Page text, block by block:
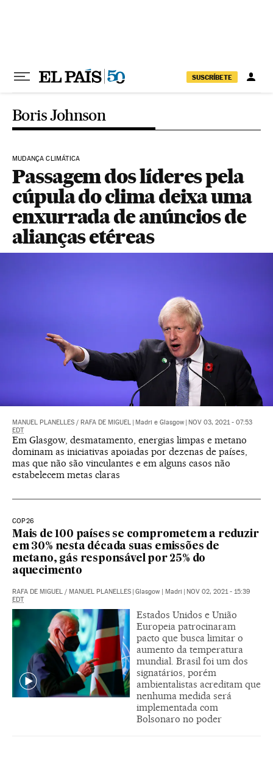
SUSCRÍBETE
Boris Johnson
MUDANÇA CLIMÁTICA
Passagem dos líderes pela
cúpula do clima deixa uma
enxurrada de anúncios de
alianças etéreas
MANUEL PLANELLES / RAFA DE MIGUEL Madri e Glasgow
NOV 03, 2021 - 07:53
EDT
Em Glasgow, desmatamento, energias limpas e metano
dominam as iniciativas apoiadas por dezenas de países,
mas que não são vinculantes e em alguns casos não
estabelecem metas claras
COP26
Mais de 100 países se comprometem a reduzir
em 30% nesta década suas emissões de
metano, gás responsável por 25% do
aquecimento
RAFA DE MIGUEL / MANUEL PLANELLES Glasgow | Madri
NOV 02, 2021 - 15:39
EDT
Estados Unidos e União
Europeia patrocinaram
pacto que busca limitar o
aumento da temperatura
mundial. Brasil foi um dos
signatários, porém
ambientalistas acreditam que
nenhuma medida será
implementada com
Bolsonaro no poder